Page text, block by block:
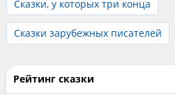
Сказки, у которых три конца
Сказки зарубежных писателей
Рейтинг сказки